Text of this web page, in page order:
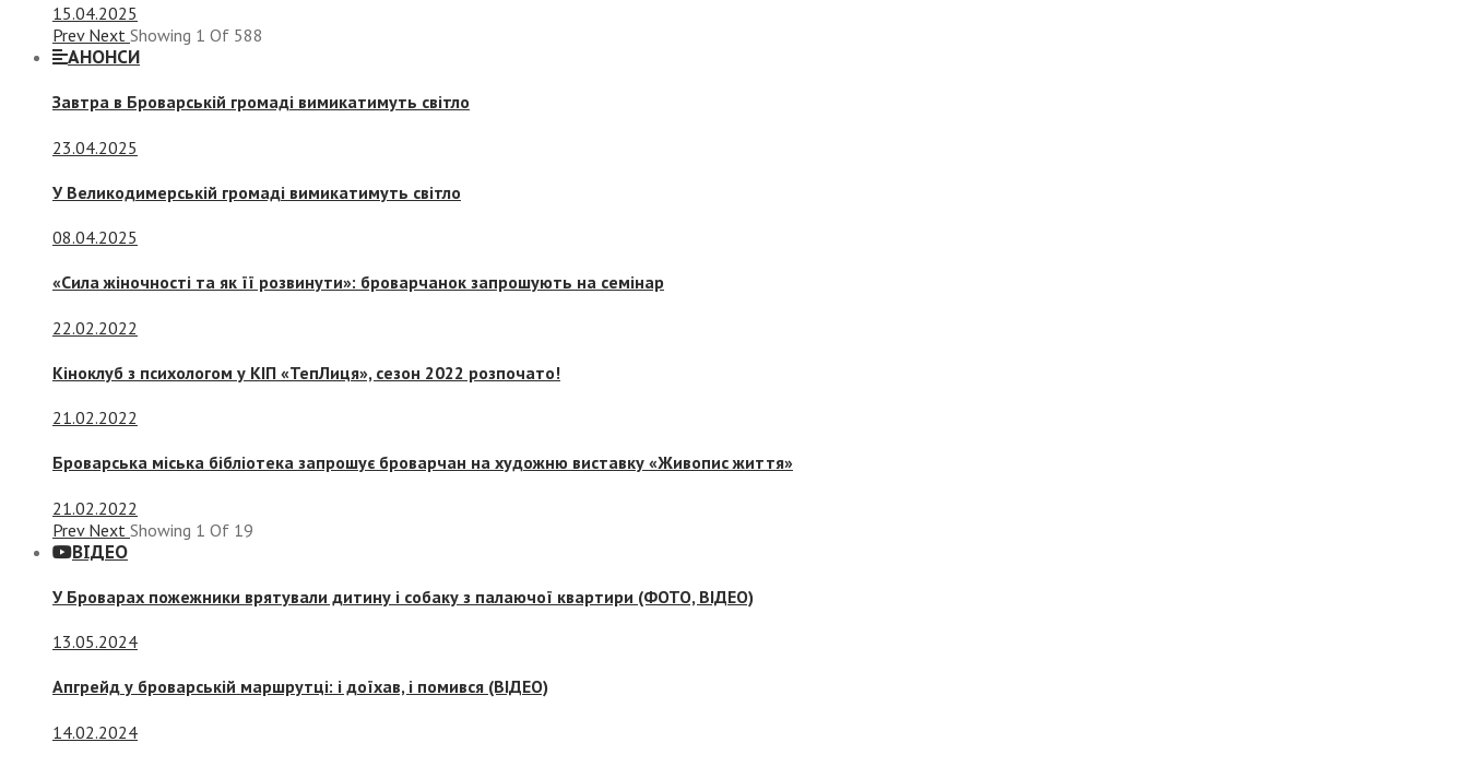
15.04.2025
Prev Next Showing 1 Of 588
АНОНСИ
Завтра в Броварській громаді вимикатимуть світло
23.04.2025
У Великодимерській громаді вимикатимуть світло
08.04.2025
«Сила жіночності та як її розвинути»: броварчанок запрошують на семінар
22.02.2022
Кіноклуб з психологом у КІП «ТепЛиця», сезон 2022 розпочато!
21.02.2022
Броварська міська бібліотека запрошує броварчан на художню виставку «Живопис життя»
21.02.2022
Prev Next Showing 1 Of 19
ВІДЕО
У Броварах пожежники врятували дитину і собаку з палаючої квартири (ФОТО, ВІДЕО)
13.05.2024
Апгрейд у броварській маршрутці: і доїхав, і помився (ВІДЕО)
14.02.2024